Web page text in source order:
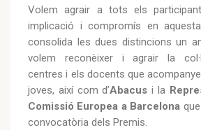
Volem agrair a tots els
implicació i compromís en
consolida les dues distincions un
volem reconèixer i agrair la
centres i els docents que
joves, així com d’Abacus i la
Comissió Europea a Barcelona
convocatòria dels Premis.